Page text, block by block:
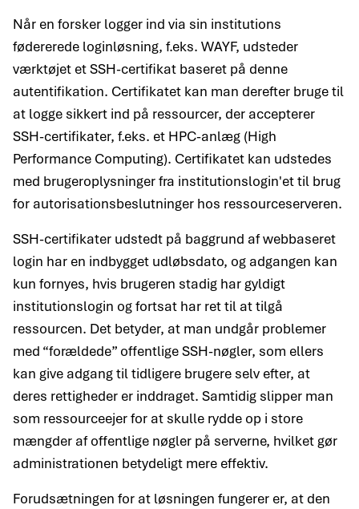
Når en forsker logger ind via sin institutions
fødererede login­løsning, f.eks. WAYF, udsteder
værktøjet et SSH-certifikat baseret på denne
autentifikation. Certifikatet kan man derefter bruge til
at logge sikkert ind på ressourcer, der accepterer
SSH-certifikater, f.eks. et HPC-anlæg (High
Performance Computing). Certifikatet kan udstedes
med bruger­oplysninger fra institutionslogin'et til brug
for autorisations­beslutninger hos ressource­serveren.
SSH-certifikater udstedt på baggrund af web­baseret
login har en indbygget udløbs­dato, og adgangen kan
kun fornyes, hvis brugeren stadig har gyldigt
institutions­login og fortsat har ret til at tilgå
ressourcen. Det betyder, at man undgår problemer
med “forældede” offentlige SSH-nøgler, som ellers
kan give adgang til tidligere brugere selv efter, at
deres rettigheder er inddraget. Samtidig slipper man
som ressource­ejer for at skulle rydde op i store
mængder af offentlige nøgler på serverne, hvilket gør
administrationen betydeligt mere effektiv.
Forudsætningen for at løsningen fungerer er, at den